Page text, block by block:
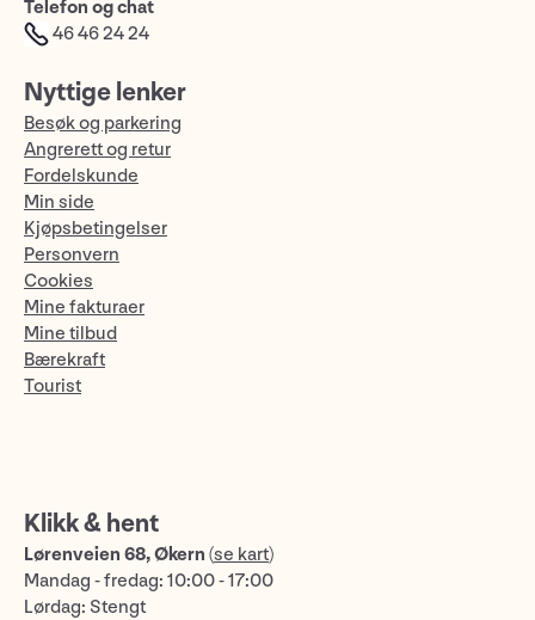
Telefon og chat
46 46 24 24
Nyttige lenker
Besøk og parkering
Angrerett og retur
Fordelskunde
Min side
Kjøpsbetingelser
Personvern
Cookies
Mine fakturaer
Mine tilbud
Bærekraft
Tourist
Klikk & hent
Lørenveien 68, Økern (se kart)
Mandag - fredag: 10:00 - 17:00
Lørdag: Stengt